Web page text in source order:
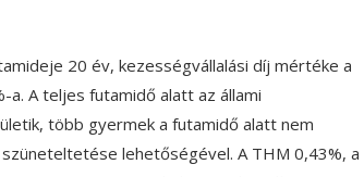
20 év, kezességvállalási díj mértéke a
A teljes futamidő alatt az állami
több gyermek a futamidő alatt nem
lehetőségével. A THM 0,43%, a